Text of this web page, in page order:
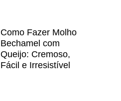
Como Fazer Molho
Bechamel com
Queijo: Cremoso,
Fácil e Irresistível